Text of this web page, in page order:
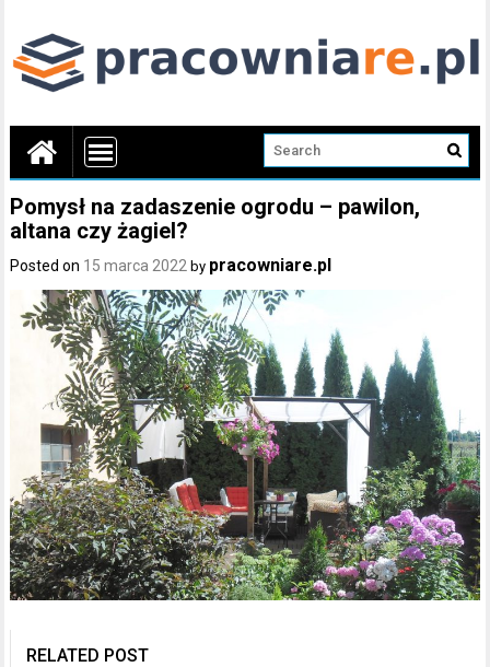
Pomysł na zadaszenie ogrodu – pawilon,
altana czy żagiel?
Posted on 15 marca 2022 by pracowniare.pl
RELATED POST